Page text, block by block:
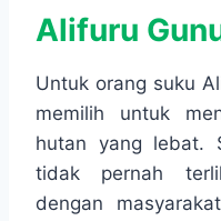
Alifuru
Untuk orang suku
memilih untuk
hutan yang lebat.
tidak pernah
dengan